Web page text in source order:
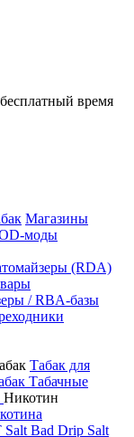
время
Магазины
моды
(RDA)
/ RBA-базы
Табак для
Табачные
Никотин
Salt Bad Drip Salt